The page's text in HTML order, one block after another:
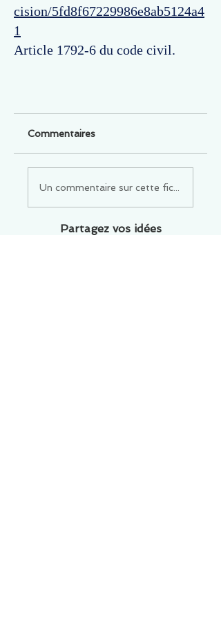
cision/5fd8f67229986e8ab5124a4
1
Article 1792-6 du code civil.
Commentaires
Un commentaire sur cette fiche ou cet
Partagez vos idées